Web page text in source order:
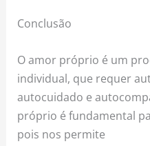
Conclusão
O amor próprio é um
individual, que requer
autocuidado e
próprio é fundamental
pois nos permite